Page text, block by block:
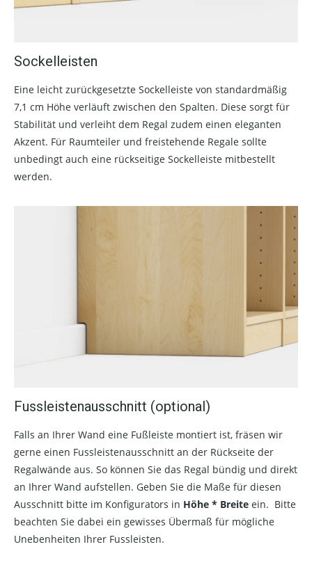
Sockelleisten
Eine leicht zurückgesetzte Sockelleiste von standardmäßig
7,1 cm Höhe verläuft zwischen den Spalten. Diese sorgt für
Stabilität und verleiht dem Regal zudem einen eleganten
Akzent. Für Raumteiler und freistehende Regale sollte
unbedingt auch eine rückseitige Sockelleiste mitbestellt
werden.
Fussleistenausschnitt (optional)
Falls an Ihrer Wand eine Fußleiste montiert ist, fräsen wir
gerne einen Fussleistenausschnitt an der Rückseite der
Regalwände aus. So können Sie das Regal bündig und direkt
an Ihrer Wand aufstellen. Geben Sie die Maße für diesen
Ausschnitt bitte im Konfigurators in Höhe * Breite ein. Bitte
beachten Sie dabei ein gewisses Übermaß für mögliche
Unebenheiten Ihrer Fussleisten.